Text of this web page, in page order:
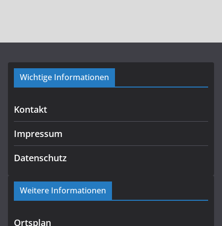
Wichtige Informationen
Kontakt
Impressum
Datenschutz
Weitere Informationen
Ortsplan